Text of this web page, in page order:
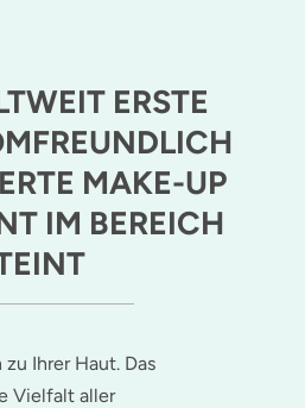
ERSTE
MAKE-UP
IM BEREICH
Ihrer Haut. Das
Vielfalt aller